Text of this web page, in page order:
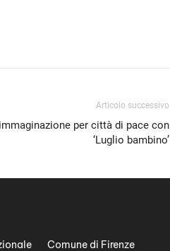
Articolo successivo
per città di pace con
‘Luglio bambino’
Comune di Firenze